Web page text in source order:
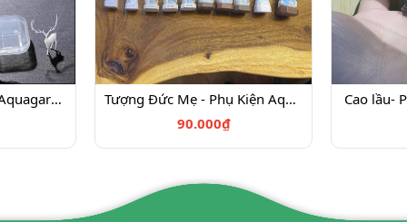
Hươu nai - Phụ Kiện Aquagarden
Tượng Đức Mẹ - Phụ Kiện Aquagarden
90.000₫
Cao lầu-